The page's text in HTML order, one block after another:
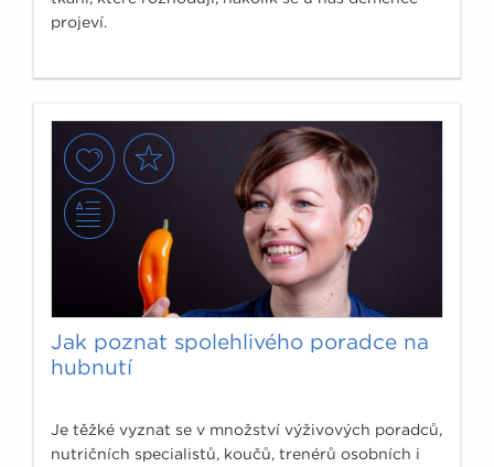
projeví.
Jak poznat spolehlivého poradce na
hubnutí
Je těžké vyznat se v množství výživových poradců,
nutričních specialistů, koučů, trenérů osobních i